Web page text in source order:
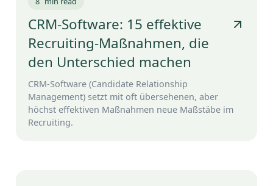
CRM-Software: 15 effektive
Recruiting-Maßnahmen, die
den Unterschied machen
CRM-Software (Candidate Relationship
Management) setzt mit oft übersehenen, aber
höchst effektiven Maßnahmen neue Maßstäbe im
Recruiting.